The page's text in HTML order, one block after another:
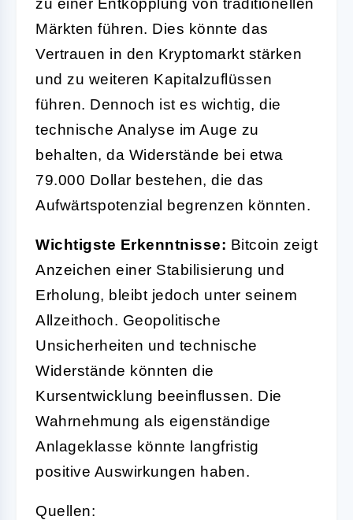
zu einer Entkopplung von traditionellen
Märkten führen. Dies könnte das
Vertrauen in den Kryptomarkt stärken
und zu weiteren Kapitalzuflüssen
führen. Dennoch ist es wichtig, die
technische Analyse im Auge zu
behalten, da Widerstände bei etwa
79.000 Dollar bestehen, die das
Aufwärtspotenzial begrenzen könnten.
Wichtigste Erkenntnisse: Bitcoin zeigt
Anzeichen einer Stabilisierung und
Erholung, bleibt jedoch unter seinem
Allzeithoch. Geopolitische
Unsicherheiten und technische
Widerstände könnten die
Kursentwicklung beeinflussen. Die
Wahrnehmung als eigenständige
Anlageklasse könnte langfristig
positive Auswirkungen haben.
Quellen: